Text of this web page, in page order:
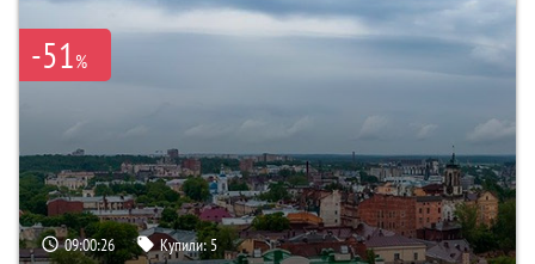
-51%
09:00:24 Купили:5